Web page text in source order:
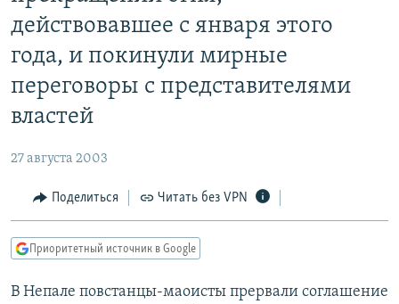
содержанию
главной
навигации
ЦИТАТЫ СВОБОДЫ
МНЕНИЯ
КУЛЬТУРА
IDEL.РЕАЛИИ
СИБИРЬ.РЕАЛИИ
РАСПИСАНИЕ ВЕЩАНИЯ
действовавшее с января этого
года, и покинули мирные
переговоры с представителями
властей
27 августа 2003
Поделиться Читать без VPN
Приоритетный источник в Google
В Непале повстанцы-маоисты прервали соглашение